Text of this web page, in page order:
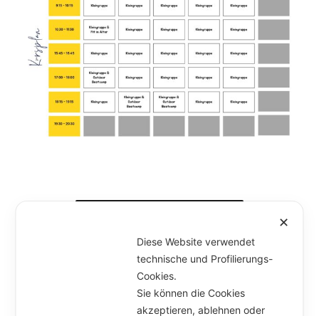
✕
Diese Website verwendet
technische und Profilierungs-
Cookies.
Sie können die Cookies
akzeptieren, ablehnen oder